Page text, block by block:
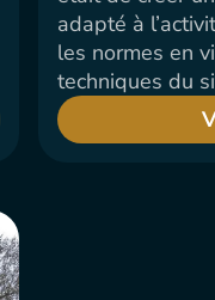
adapté à
les normes en
techniques du